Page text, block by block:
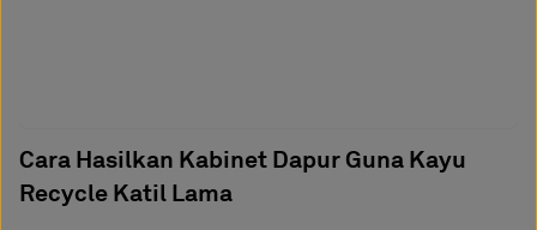
Cara Hasilkan Kabinet Dapur Guna Kayu
Recycle Katil Lama